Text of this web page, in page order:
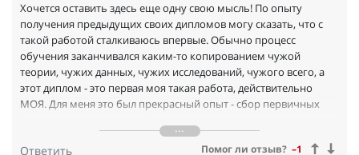
Хочется оставить здесь еще одну свою мысль! По опыту
получения предыдущих своих дипломов могу сказать, что с
такой работой сталкиваюсь впервые. Обычно процесс
обучения заканчивался каким-то копированием чужой
теории, чужих данных, чужих исследований, чужого всего, а
этот диплом - это первая моя такая работа, действительно
МОЯ. Для меня это был прекрасный опыт - сбор первичных
творческие новые штучки, с которыми раньше не
сталкивалась, в конечном счете я понимаю, что весь этот
Ответить Помог ли отзыв? –1